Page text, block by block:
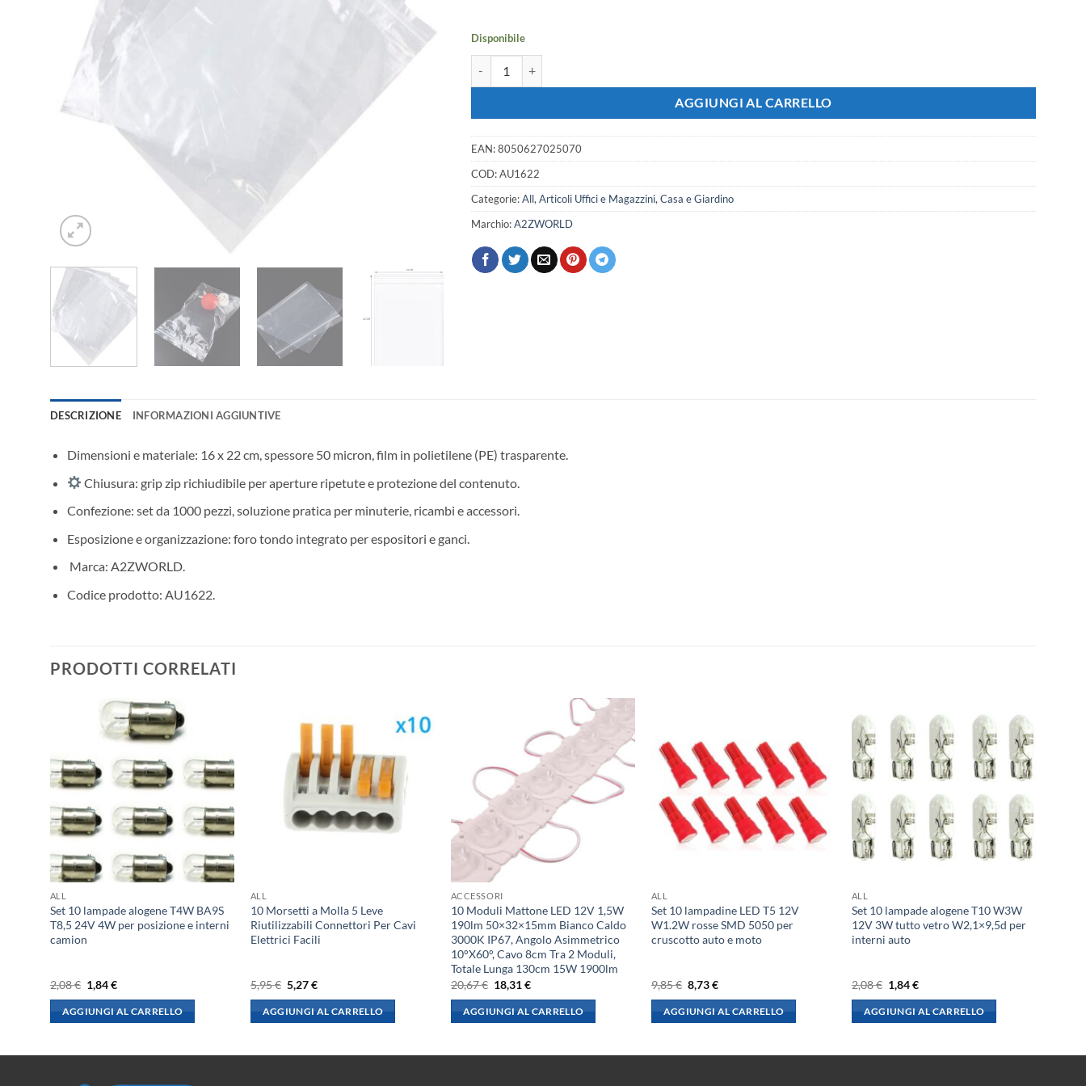
Disponibile
AGGIUNGI AL CARRELLO
EAN:8050627025070
COD:AU1622
Categorie:All, Articoli Uffici e Magazzini, Casa e Giardino
Marchio:A2ZWORLD
DESCRIZIONE INFORMAZIONI AGGIUNTIVE
Dimensioni e materiale: 16 x 22 cm, spessore 50 micron, film in polietilene (PE) trasparente.
Chiusura: grip zip richiudibile per aperture ripetute e protezione del contenuto.
Confezione: set da 1000 pezzi, soluzione pratica per minuterie, ricambi e accessori.
Esposizione e organizzazione: foro tondo integrato per espositori e ganci.
️ Marca: A2ZWORLD.
Codice prodotto: AU1622.
PRODOTTI CORRELATI
ALL
Set 10 lampade alogene T4W BA9S
T8,5 24V 4W per posizione e interni
camion
2,08€ Il
prezzo
originale
era:
1,84€Il
attuale
è:
AGGIUNGI AL CARRELLO
ALL
10 Morsetti a Molla 5 Leve
Riutilizzabili Connettori Per Cavi
Elettrici Facili
5,95€ Il
prezzo
originale
era:
5,27€Il
attuale
è:
AGGIUNGI AL CARRELLO
ACCESSORI
10 Moduli Mattone LED 12V 1,5W
190lm 50×32×15mm Bianco Caldo
3000K IP67, Angolo Asimmetrico
10°X60°, Cavo 8cm Tra 2 Moduli,
Totale Lunga 130cm 15W 1900lm
20,67€ Il
prezzo
originale
era:
18,31€Il
attuale
è:
AGGIUNGI AL CARRELLO
ALL
Set 10 lampadine LED T5 12V
W1.2W rosse SMD 5050 per
cruscotto auto e moto
9,85€ Il
prezzo
originale
era:
8,73€Il
attuale
è:
AGGIUNGI AL CARRELLO
ALL
Set 10 lampade alogene T10 W3W
12V 3W tutto vetro W2,1×9,5d per
interni auto
2,08€ Il
prezzo
originale
era:
1,84€Il
attuale
è:
AGGIUNGI AL CARRELLO